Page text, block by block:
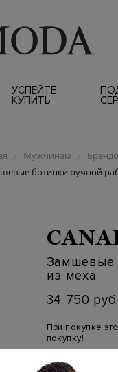
УСПЕЙТЕ
КУПИТЬ
/ Мужчинам /
ботинки ручной
Замшевые
из меха
34 750 руб.
При покупке
покупку!